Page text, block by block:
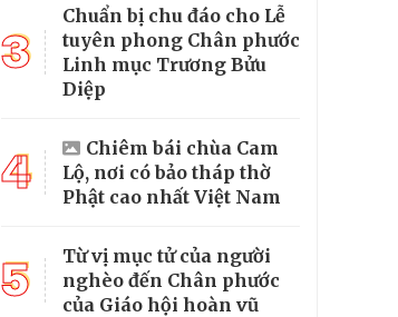
3
Chuẩn bị chu đáo cho Lễ
tuyên phong Chân phước
Linh mục Trương Bửu
Diệp
4
Chiêm bái chùa Cam
Lộ, nơi có bảo tháp thờ
Phật cao nhất Việt Nam
5
Từ vị mục tử của người
nghèo đến Chân phước
của Giáo hội hoàn vũ